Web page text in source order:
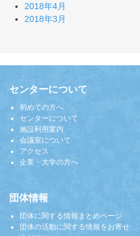
2018年4月
2018年3月
センターについて
初めての方へ
センターについて
施設利用案内
会議室について
アクセス
企業・大学の方へ
団体情報
団体に関する情報まとめページ
団体の活動に関する情報をお寄せ